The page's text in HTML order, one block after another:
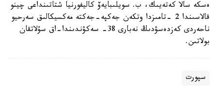
ەسكە سالا كەتەيىك، ب. سويلىبايەۆ كاليفورنيا شتاتىنداعى چينو
قالاسىندا 2 -تامىزدا وتكەن جەكپە-جەكتە مەكسيكالىق سەرحيو
ناحەردى كەزدەسۋدىڭ نەبارى 38- سەكۋندىندا-اق سۇلاتقان
بولاتىن.
سپورت